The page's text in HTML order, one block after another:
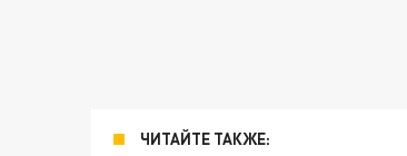
ЧИТАЙТЕ ТАКЖЕ: